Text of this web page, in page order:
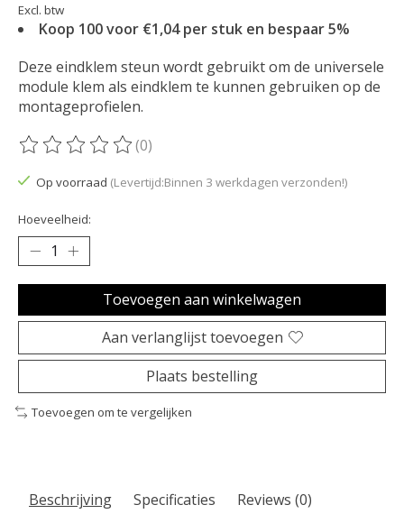
Excl. btw
Koop 100 voor €1,04 per stuk en bespaar 5%
Deze eindklem steun wordt gebruikt om de universele
module klem als eindklem te kunnen gebruiken op de
montageprofielen.
De beoordeling van dit product is
(0)
Op voorraad (Levertijd:Binnen 3 werkdagen verzonden!)
Hoeveelheid:
Toevoegen aan winkelwagen
Aan verlanglijst toevoegen
Plaats bestelling
Toevoegen om te vergelijken
Beschrijving Specificaties Reviews (0)